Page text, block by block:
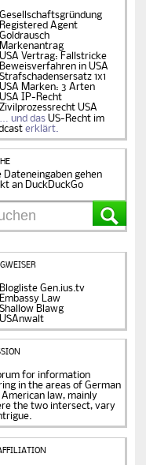
Gesellschaftsgründung
Registered Agent
Goldrausch
Markenantrag
USA Vertrag: Fallstricke
Beweisverfahren in USA
Strafschadensersatz 1x1
USA Marken: 3 Arten
USA IP-Recht
Zivilprozessrecht USA
… und dasUS-Recht im
erklärt.
Dateneingaben gehen
an DuckDuckGo
Blogliste Gen.ius.tv
Embassy Law
Shallow Blawg
USAnwalt
for information
in the areas of German
American law, mainly
the two intersect, vary